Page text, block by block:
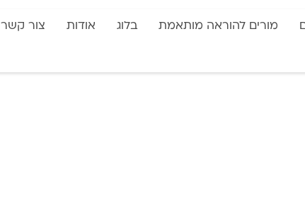
מורים להוראה מותאמת בלוג אודות
צור קשר